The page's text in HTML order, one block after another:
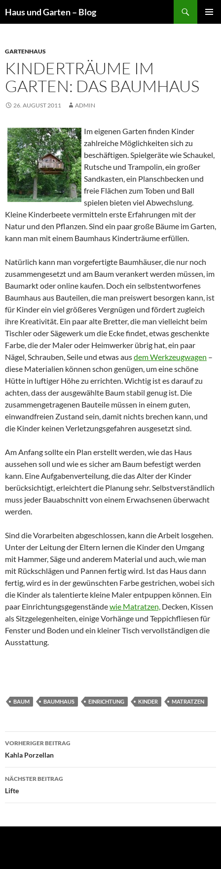
Haus und Garten – Blog
GARTENHAUS
KINDERTRÄUME IM
GARTEN: DAS BAUMHAUS
26. AUGUST 2011 ADMIN
Im eigenen Garten finden Kinder
zahlreiche Möglichkeiten sich zu
beschäftigen. Spielgeräte wie Schaukel,
Rutsche und Trampolin, ein großer
Sandkasten, ein Planschbecken und
freie Flächen zum Toben und Ball
spielen bieten viel Abwechslung.
Kleine Kinderbeete vermitteln erste Erfahrungen mit der
Natur und den Pflanzen. Sind ein paar große Bäume im Garten,
kann man mit einem Baumhaus Kinderträume erfüllen.
Natürlich kann man vorgefertigte Baumhäuser, die nur noch
zusammengesetzt und am Baum verankert werden müssen, im
Baumarkt oder online kaufen. Doch ein selbstentworfenes
Baumhaus aus Bauteilen, die man preiswert besorgen kann, ist
für Kinder ein viel größeres Vergnügen und fördert zugleich
ihre Kreativität. Ein paar alte Bretter, die man vielleicht beim
Tischler oder Sägewerk um die Ecke findet, etwas geschenkte
Farbe, die der Maler oder Heimwerker übrig hat, ein paar
Nägel, Schrauben, Seile und etwas ausdem Werkzeugwagen –
diese Materialien können schon genügen, um eine schöne
Hütte in luftiger Höhe zu errichten. Wichtig ist es darauf zu
achten, dass der ausgewählte Baum stabil genug ist. Die
zusammengetragenen Bauteile müssen in einem guten,
einwandfreien Zustand sein, damit nichts brechen kann, und
die Kinder keinen Verletzungsgefahren ausgesetzt sind.
Am Anfang sollte ein Plan erstellt werden, wie das Haus
aussehen soll und wie es sicher am Baum befestigt werden
kann. Eine Aufgabenverteilung, die das Alter der Kinder
berücksichtigt, erleichtert die Planung sehr. Selbstverständlich
muss jeder Bauabschnitt von einem Erwachsenen überwacht
werden.
Sind die Vorarbeiten abgeschlossen, kann die Arbeit losgehen.
Unter der Leitung der Eltern lernen die Kinder den Umgang
mit Hammer, Säge und anderem Material und auch, wie man
mit Rückschlägen und Pannen fertig wird. Ist das Haus dann
fertig, wird es in der gewünschten Farbe gestrichen, wobei sich
die Kinder als talentierte kleine Maler entpuppen können. Ein
paar Einrichtungsgegenständewie Matratzen, Decken, Kissen
als Sitzgelegenheiten, einige Vorhänge und Teppichfliesen für
Fenster und Boden und ein kleiner Tisch vervollständigen die
Ausstattung.
BAUM BAUMHAUS EINRICHTUNG KINDER MATRATZEN
Beitragsnavigation
VORHERIGER BEITRAG
Kahla Porzellan
NÄCHSTER BEITRAG
Lifte